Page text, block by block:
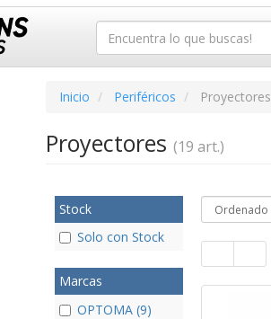
Inicio Periféricos Proyectores
Proyectores (19 art.)
Stock
Solo con Stock
Marcas
OPTOMA (9)